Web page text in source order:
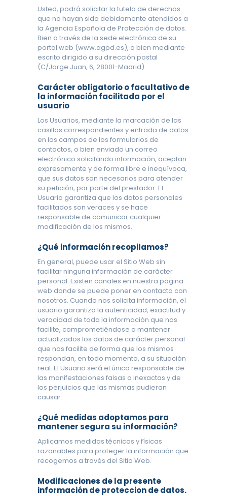
Usted, podrá solicitar la tutela de derechos
que no hayan sido debidamente atendidos a
la Agencia Española de Protección de datos.
Bien a través de la sede electrónica de su
portal web (www.agpd.es), o bien mediante
escrito dirigido a su dirección postal
(C/Jorge Juan, 6, 28001-Madrid).
Carácter obligatorio o facultativo de
la información facilitada por el
usuario
Los Usuarios, mediante la marcación de las
casillas correspondientes y entrada de datos
en los campos de los formularios de
contactos, o bien enviado un correo
electrónico solicitando información, aceptan
expresamente y de forma libre e inequívoca,
que sus datos son necesarios para atender
su petición, por parte del prestador. El
Usuario garantiza que los datos personales
facilitados son veraces y se hace
responsable de comunicar cualquier
modificación de los mismos.
¿Qué información recopilamos?
En general, puede usar el Sitio Web sin
facilitar ninguna información de carácter
personal. Existen canales en nuestra página
web donde se puede poner en contacto con
nosotros. Cuando nos solicita información, el
usuario garantiza la autenticidad, exactitud y
veracidad de toda la información que nos
facilite, comprometiéndose a mantener
actualizados los datos de carácter personal
que nos facilite de forma que los mismos
respondan, en todo momento, a su situación
real. El Usuario será el único responsable de
las manifestaciones falsas o inexactas y de
los perjuicios que las mismas pudieran
causar.
¿Qué medidas adoptamos para
mantener segura su información?
Aplicamos medidas técnicas y físicas
razonables para proteger la información que
recogemos a través del Sitio Web.
Modificaciones de la presente
información de proteccion de datos.